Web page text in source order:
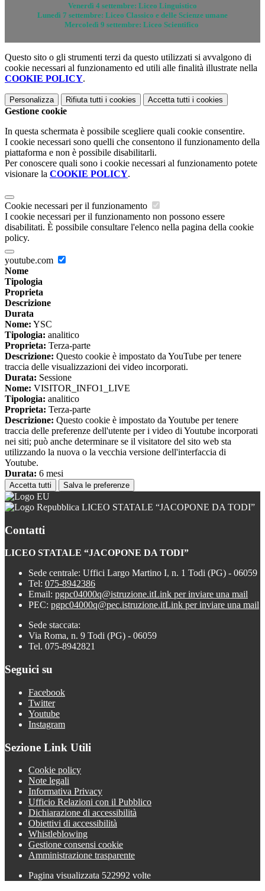
Venerdì 4 settembre: Liceo Linguistico
Lunedì 7 settembre: Liceo Classico e delle Scienze umane
Mercoledì 9 settembre: Liceo Scientifico
Questo sito o gli strumenti terzi da questo utilizzati si avvalgono di
cookie necessari al funzionamento ed utili alle finalità illustrate nella
COOKIE POLICY.
Personalizza Rifiuta tutti i cookies Accetta tutti i cookies
Gestione cookie
In questa schermata è possibile scegliere quali cookie consentire.
I cookie necessari sono quelli che consentono il funzionamento della
piattaforma e non è possibile disabilitarli.
Per conoscere quali sono i cookie necessari al funzionamento potete
visionare la COOKIE POLICY.
Cookie necessari per il funzionamento
I cookie necessari per il funzionamento non possono essere
disabilitati. È possibile consultare l'elenco nella pagina della cookie
policy.
youtube.com
Nome
Tipologia
Proprieta
Descrizione
Durata
Nome: YSC
Tipologia: analitico
Proprieta: Terza-parte
Descrizione: Questo cookie è impostato da YouTube per tenere
traccia delle visualizzazioni dei video incorporati.
Durata: Sessione
Nome: VISITOR_INFO1_LIVE
Tipologia: analitico
Proprieta: Terza-parte
Descrizione: Questo cookie è impostato da Youtube per tenere
traccia delle preferenze dell'utente per i video di Youtube incorporati
nei siti; può anche determinare se il visitatore del sito web sta
utilizzando la nuova o la vecchia versione dell'interfaccia di
Youtube.
Durata: 6 mesi
Accetta tutti Salva le preferenze
LICEO STATALE “JACOPONE DA TODI”
Contatti
LICEO STATALE “JACOPONE DA TODI”
Sede centrale: Uffici Largo Martino I, n. 1 Todi (PG) - 06059
Tel: 075-8942386
Email: pgpc04000q@istruzione.itLink per inviare una mail
PEC: pgpc04000q@pec.istruzione.itLink per inviare una mail
Sede staccata:
Via Roma, n. 9 Todi (PG) - 06059
Tel. 075-8942821
Seguici su
Facebook
Twitter
Youtube
Instagram
Sezione Link Utili
Cookie policy
Note legali
Informativa Privacy
Ufficio Relazioni con il Pubblico
Dichiarazione di accessibilità
Obiettivi di accessibilità
Whistleblowing
Gestione consensi cookie
Amministrazione trasparente
Pagina visualizzata 522992 volte